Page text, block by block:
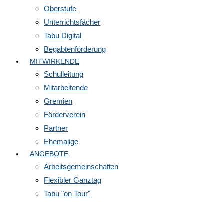
Oberstufe
Unterrichtsfächer
Tabu Digital
Begabtenförderung
MITWIRKENDE
Schulleitung
Mitarbeitende
Gremien
Förderverein
Partner
Ehemalige
ANGEBOTE
Arbeitsgemeinschaften
Flexibler Ganztag
Tabu "on Tour"